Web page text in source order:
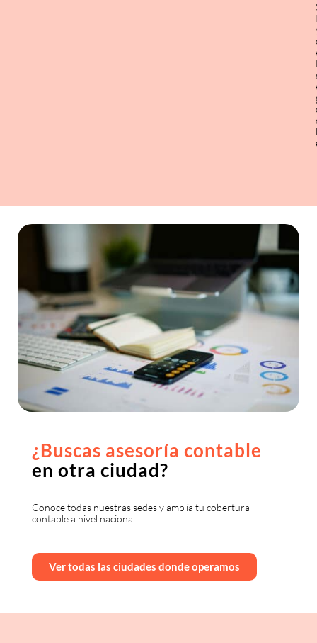
¿Buscas asesoría contable
en otra ciudad?
Conoce todas nuestras sedes y amplía tu cobertura
contable a nivel nacional:
Ver todas las ciudades donde operamos